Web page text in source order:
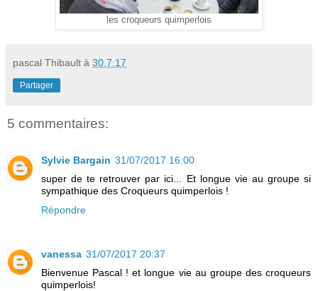
les croqueurs quimperlois
pascal Thibault à 30.7.17
Partager
5 commentaires:
Sylvie Bargain 31/07/2017 16:00
super de te retrouver par ici... Et longue vie au groupe si
sympathique des Croqueurs quimperlois !
Répondre
vanessa 31/07/2017 20:37
Bienvenue Pascal ! et longue vie au groupe des croqueurs
quimperlois!